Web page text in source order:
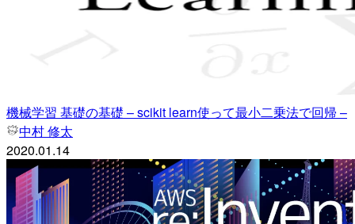
機械学習 基礎の基礎 – scikit learn使って最小二乗法で回帰 –
中村 修太
2020.01.14